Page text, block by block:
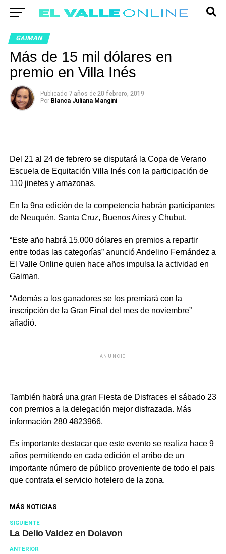
GAIMAN
Más de 15 mil dólares en
premio en Villa Inés
Publicado 7 años de 20 febrero, 2019
Por Blanca Juliana Mangini
Del 21 al 24 de febrero se disputará la Copa de Verano
Escuela de Equitación Villa Inés con la participación de
110 jinetes y amazonas.
En la 9na edición de la competencia habrán participantes
de Neuquén, Santa Cruz, Buenos Aires y Chubut.
“Este año habrá 15.000 dólares en premios a repartir
entre todas las categorías” anunció Andelino Fernández a
El Valle Online quien hace años impulsa la actividad en
Gaiman.
“Además a los ganadores se los premiará con la
inscripción de la Gran Final del mes de noviembre”
añadió.
ANUNCIO
También habrá una gran Fiesta de Disfraces el sábado 23
con premios a la delegación mejor disfrazada. Más
información 280 4823966.
Es importante destacar que este evento se realiza hace 9
años permitiendo en cada edición el arribo de un
importante número de público proveniente de todo el pais
que contrata el servicio hotelero de la zona.
MÁS NOTICIAS
SIGUIENTE
La Delio Valdez en Dolavon
ANTERIOR